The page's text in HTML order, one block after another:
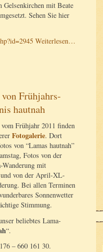
Gelsenkirchen mit Beate
Sehen Sie hier
Weiterlesen…
Frühjahrs-
hautnah
Frühjahr 2011 finden
Fotogalerie. Dort
von “Lamas hautnah”
Fotos von der
Wanderung mit
von der April-XL-
Bei allen Terminen
Sonnenwetter
Stimmung.
beliebtes Lama-
“.
– 660 161 30.